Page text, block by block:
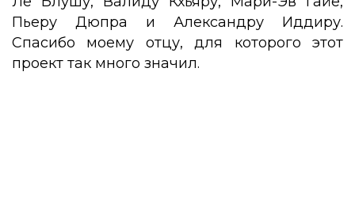
Пьеру Дюпра и Александру Иддиру.
Спасибо моему отцу, для которого этот
проект так много значил.